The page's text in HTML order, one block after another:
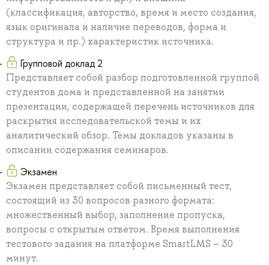
(классификация, авторство, время и место создания,
язык оригинала и наличие переводов, форма и
структура и пр.) характеристик источника.
Групповой доклад 2
Представляет собой разбор подготовленной группой
студентов дома и представленной на занятии
презентации, содержащей перечень источников для
раскрытия исследовательской темы и их
аналитический обзор. Темы докладов указаны в
описании содержания семинаров.
Экзамен
Экзамен представляет собой письменный тест,
состоящий из 30 вопросов разного формата:
множественный выбор, заполнение пропуска,
вопросы с открытым ответом. Время выполнения
тестового задания на платформе SmartLMS – 30
минут.